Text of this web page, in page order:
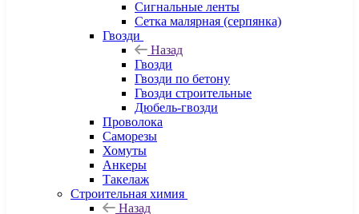
Сигнальные ленты
Сетка малярная (серпянка)
Гвозди
Назад
Гвозди
Гвозди по бетону
Гвозди строительные
Дюбель-гвозди
Проволока
Саморезы
Хомуты
Анкеры
Такелаж
Строительная химия
Назад